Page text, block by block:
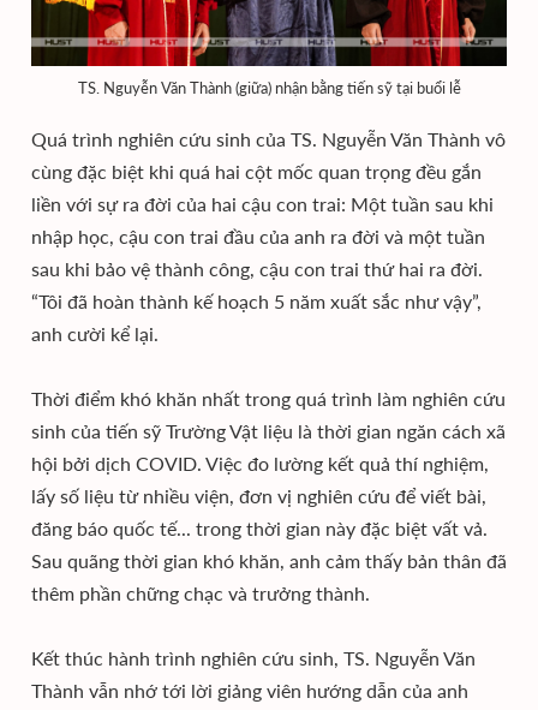
TS. Nguyễn Văn Thành (giữa) nhận bằng tiến sỹ tại buổi lễ
Quá trình nghiên cứu sinh của TS. Nguyễn Văn Thành vô
cùng đặc biệt khi quá hai cột mốc quan trọng đều gắn
liền với sự ra đời của hai cậu con trai: Một tuần sau khi
nhập học, cậu con trai đầu của anh ra đời và một tuần
sau khi bảo vệ thành công, cậu con trai thứ hai ra đời.
“Tôi đã hoàn thành kế hoạch 5 năm xuất sắc như vậy”,
anh cười kể lại.
Thời điểm khó khăn nhất trong quá trình làm nghiên cứu
sinh của tiến sỹ Trường Vật liệu là thời gian ngăn cách xã
hội bởi dịch COVID. Việc đo lường kết quả thí nghiệm,
lấy số liệu từ nhiều viện, đơn vị nghiên cứu để viết bài,
đăng báo quốc tế... trong thời gian này đặc biệt vất vả.
Sau quãng thời gian khó khăn, anh cảm thấy bản thân đã
thêm phần chững chạc và trưởng thành.
Kết thúc hành trình nghiên cứu sinh, TS. Nguyễn Văn
Thành vẫn nhớ tới lời giảng viên hướng dẫn của anh